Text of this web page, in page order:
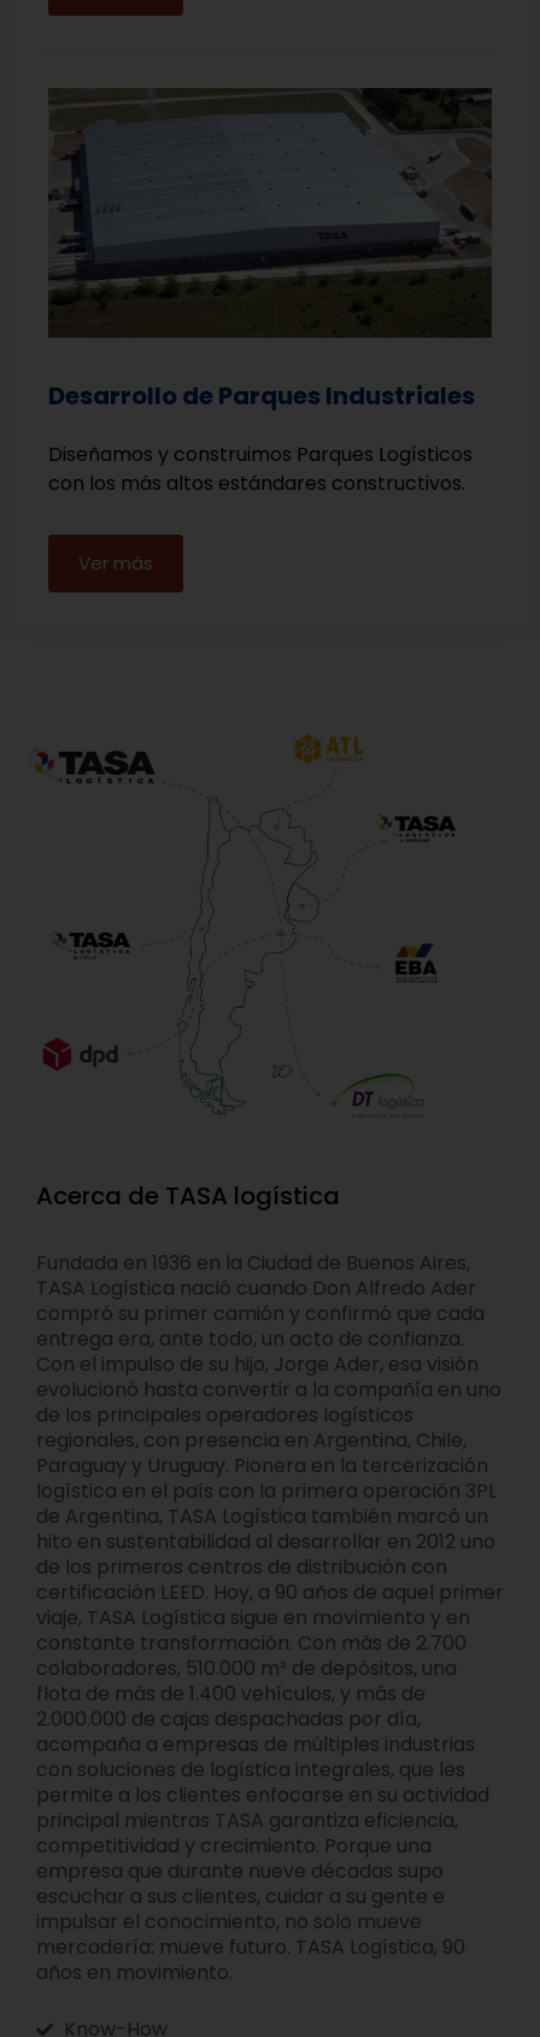
Desarrollo de Parques Industriales
Diseñamos y construimos Parques Logísticos
con los más altos estándares constructivos.
Ver más
Acerca de TASA logística
Fundada en 1936 en la Ciudad de Buenos Aires,
TASA Logística nació cuando Don Alfredo Ader
compró su primer camión y confirmó que cada
entrega era, ante todo, un acto de confianza.
Con el impulso de su hijo, Jorge Ader, esa visión
evolucionó hasta convertir a la compañía en uno
de los principales operadores logísticos
regionales, con presencia en Argentina, Chile,
Paraguay y Uruguay. Pionera en la tercerización
logística en el país con la primera operación 3PL
de Argentina, TASA Logística también marcó un
hito en sustentabilidad al desarrollar en 2012 uno
de los primeros centros de distribución con
certificación LEED. Hoy, a 90 años de aquel primer
viaje, TASA Logística sigue en movimiento y en
constante transformación. Con más de 2.700
colaboradores, 510.000 m² de depósitos, una
flota de más de 1.400 vehículos, y más de
2.000.000 de cajas despachadas por día,
acompaña a empresas de múltiples industrias
con soluciones de logística integrales, que les
permite a los clientes enfocarse en su actividad
principal mientras TASA garantiza eficiencia,
competitividad y crecimiento. Porque una
empresa que durante nueve décadas supo
escuchar a sus clientes, cuidar a su gente e
impulsar el conocimiento, no solo mueve
mercadería: mueve futuro. TASA Logística, 90
años en movimiento.
Know-How